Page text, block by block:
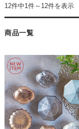
12件中1件～12件を表示
商品一覧